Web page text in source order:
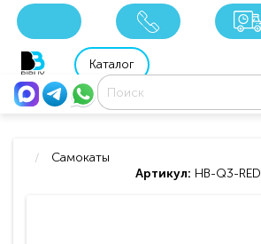
8 800 201 92 06
Каталог
Самокаты
Артикул: HB-Q3-RED